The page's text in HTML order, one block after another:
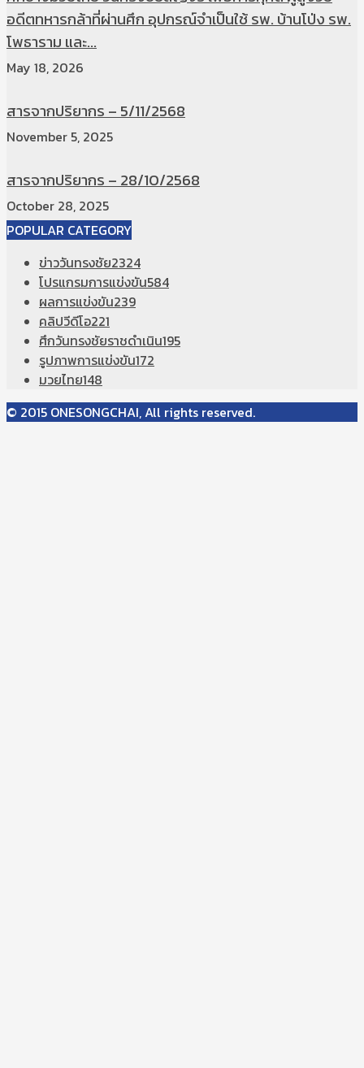
อดีตทหารกล้าที่ผ่านศึก อุปกรณ์จำเป็นใช้ รพ. บ้านโป่ง รพ.
โพธาราม และ...
May 18, 2026
สารจากปริยากร – 5/11/2568
November 5, 2025
สารจากปริยากร – 28/10/2568
October 28, 2025
POPULAR CATEGORY
ข่าววันทรงชัย2324
โปรแกรมการแข่งขัน584
ผลการแข่งขัน239
คลิปวีดีโอ221
ศึกวันทรงชัยราชดำเนิน195
รูปภาพการแข่งขัน172
มวยไทย148
© 2015 ONESONGCHAI, All rights reserved.